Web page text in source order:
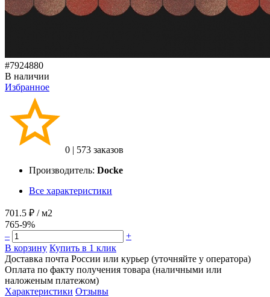
#7924880
В наличии
Избранное
0 | 573 заказов
Производитель: Docke
Все характеристики
701.5 ₽ / м2
765-9%
–
+
В корзину Купить в 1 клик
Доставка почта России или курьер (уточняйте у оператора)
Оплата по факту получения товара (наличными или
наложеным платежом)
Характеристики Отзывы